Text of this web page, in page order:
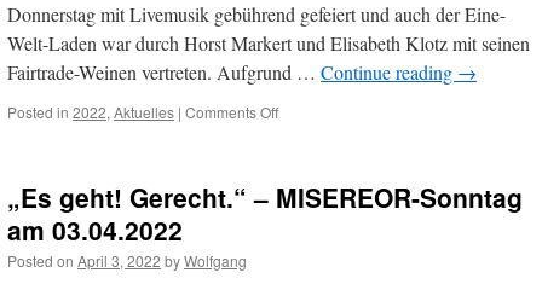
Donnerstag mit Livemusik gebührend gefeiert und auch der Eine-
Welt-Laden war durch Horst Markert und Elisabeth Klotz mit seinen
Fairtrade-Weinen vertreten. Aufgrund … Continue reading →
Posted in 2022, Aktuelles | Comments Offon
Wochenmarkt
„Es geht! Gerecht.“ – MISEREOR-Sonntag
am 03.04.2022
Posted on April 3, 2022 byWolfgang